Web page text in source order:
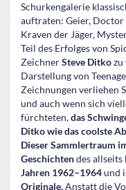
Schurkengalerie
auftraten: Geier, Doctor
Kraven der Jäger,
Teil des Erfolges von
ZeichnerSteve Ditkozu
Darstellung von
Zeichnungen verliehen
und auch wenn sich
fürchteten,das
Ditko wie das coolste
Dieser Sammlertraum
Geschichtendes
Jahren 1962–1964und
Originale.Anstatt die